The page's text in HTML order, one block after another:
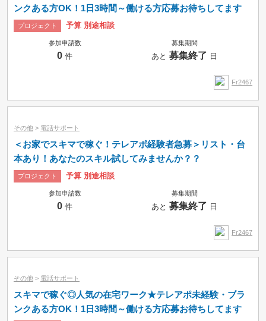
ンクある方OK！1日3時間～働ける方応募お待ちしてます
プロジェクト 予算 別途相談
参加申請数
0 件
募集期間
あと募集終了 日
Fr2467
その他 > 電話サポート
＜お家でスキマで稼ぐ！テレアポ経験者急募＞リスト・台
本あり！あなたのスキル試してみませんか？？
プロジェクト 予算 別途相談
参加申請数
0 件
募集期間
あと募集終了 日
Fr2467
その他 > 電話サポート
スキマで稼ぐ◎人気の在宅ワーク★テレアポ未経験・ブラ
ンクある方OK！1日3時間～働ける方応募お待ちしてます